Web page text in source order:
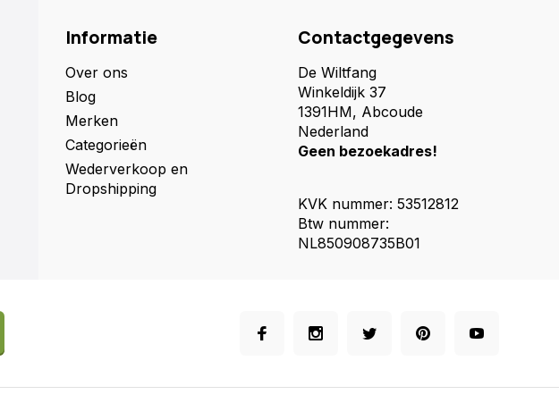
Informatie
Over ons
Blog
Merken
Categorieën
Wederverkoop en
Dropshipping
Contactgegevens
De Wiltfang
Winkeldijk 37
1391HM, Abcoude
Nederland
Geen bezoekadres!
KVK nummer: 53512812
Btw nummer:
NL850908735B01